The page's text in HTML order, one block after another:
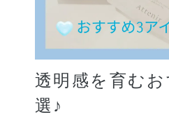
透明感を育む
選♪